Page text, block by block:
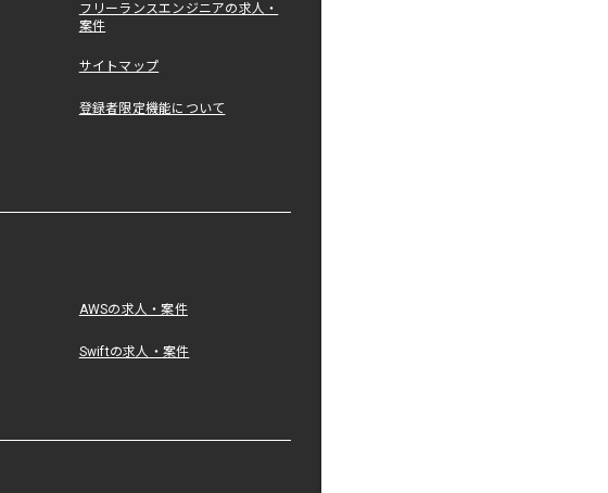
フリーランスエンジニアの求人・
案件
サイトマップ
登録者限定機能について
AWSの求人・案件
Swiftの求人・案件